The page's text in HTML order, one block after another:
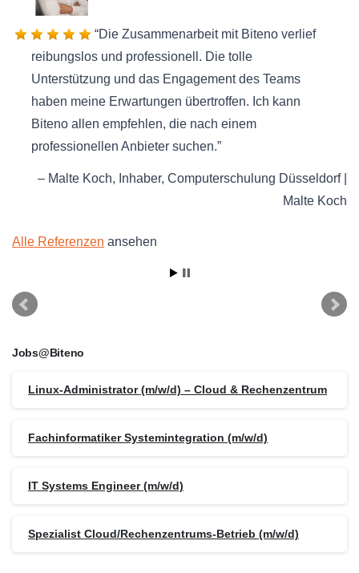
Die Zusammenarbeit mit Biteno verlief
reibungslos und professionell. Die tolle
Unterstützung und das Engagement des Teams
haben meine Erwartungen übertroffen. Ich kann
Biteno allen empfehlen, die nach einem
professionellen Anbieter suchen.
Malte Koch Inhaber Computerschulung Düsseldorf |
Malte Koch
Alle Referenzen ansehen
Jobs@Biteno
Linux-Administrator (m/w/d) – Cloud & Rechenzentrum
Fachinformatiker Systemintegration (m/w/d)
IT Systems Engineer (m/w/d)
Spezialist Cloud/Rechenzentrums-Betrieb (m/w/d)